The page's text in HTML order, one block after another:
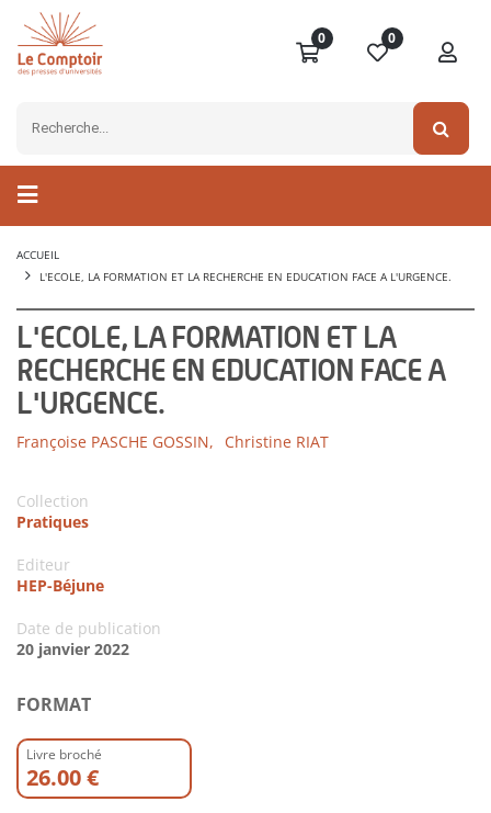
0 0
ACCUEIL
L'ECOLE, LA FORMATION ET LA RECHERCHE EN EDUCATION FACE A L'URGENCE.
L'ECOLE, LA FORMATION ET LA
RECHERCHE EN EDUCATION FACE A
L'URGENCE.
Françoise PASCHE GOSSIN, Christine RIAT
Collection
Pratiques
Editeur
HEP-Béjune
Date de publication
20 janvier 2022
FORMAT
Livre broché
26.00 €